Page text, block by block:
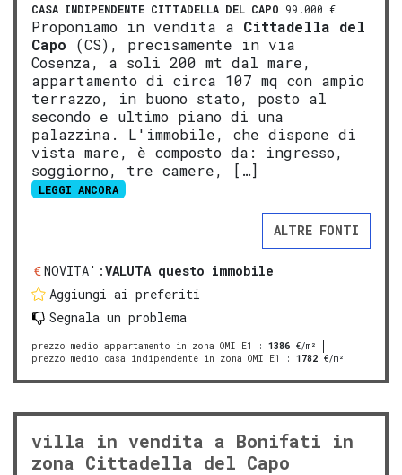
CASA INDIPENDENTE CITTADELLA DEL CAPO 99.000 €
Proponiamo in vendita a Cittadella del
Capo (CS), precisamente in via
Cosenza, a soli 200 mt dal mare,
appartamento di circa 107 mq con ampio
terrazzo, in buono stato, posto al
secondo e ultimo piano di una
palazzina. L'immobile, che dispone di
vista mare, è composto da: ingresso,
soggiorno, tre camere, […]
LEGGI ANCORA
ALTRE FONTI
NOVITA':VALUTA questo immobile
Aggiungi ai preferiti
Segnala un problema
prezzo medio appartamento in zona OMI E1 : 1386 €/m²
prezzo medio casa indipendente in zona OMI E1
: 1782 €/m²
villa in vendita a Bonifati in
zona Cittadella del Capo